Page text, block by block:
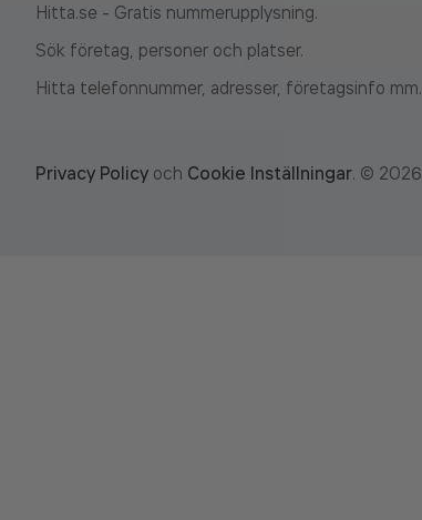
Hitta.se - Gratis nummerupplysning.
Sök företag, personer och platser.
Hitta telefonnummer, adresser, företagsinfo mm.
Privacy Policy och Cookie Inställningar. © 2026